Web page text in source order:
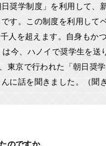
奨学制度」を利用して、
す。この制度を利用して
人を超えます。自身もか
今、ハノイで奨学生を送
東京で行われた「朝日奨
に話を聞きました。（聞
ですか。